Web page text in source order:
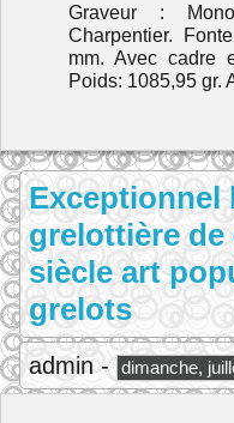
Graveur :
Charpentier.
mm. Avec cadre
Poids: 1085,95 gr.
Exceptionnel
grelottière de
siècle art
grelots
admin - dimanche,